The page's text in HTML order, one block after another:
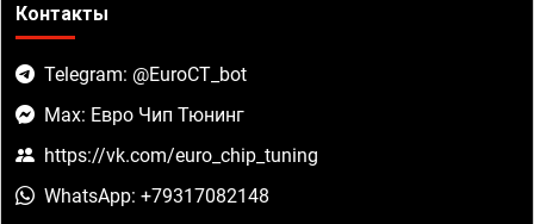
Контакты
Telegram: @EuroCT_bot
Max: Евро Чип Тюнинг
https://vk.com/euro_chip_tuning
WhatsApp: +79317082148